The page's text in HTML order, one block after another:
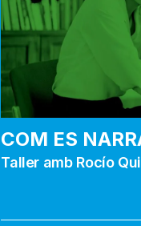
COM ES
Taller amb Rocío